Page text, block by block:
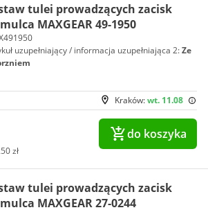
tulei prowadzących zacisk
MAXGEAR 49-1950
uzupełniający / informacja uzupełniająca 2:Ze
Kraków:wt. 11.08
zł
do koszyka
tulei prowadzących zacisk
MAXGEAR 27-0244